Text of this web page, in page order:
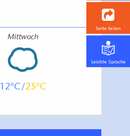
Mittwoch
12 25
Seite teilen
Leichte Sprache